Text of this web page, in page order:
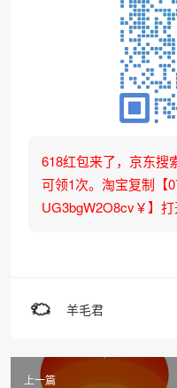
618红包来了，京东搜
可领1次。淘宝复制【
UG3bgW2O8cv￥】
羊毛君
上一篇